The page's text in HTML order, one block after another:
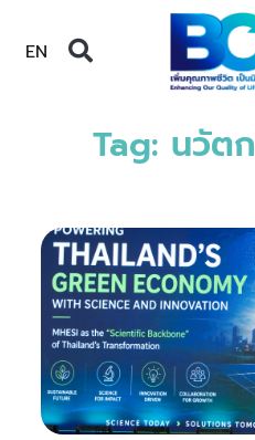
EN
Tag: นวัต